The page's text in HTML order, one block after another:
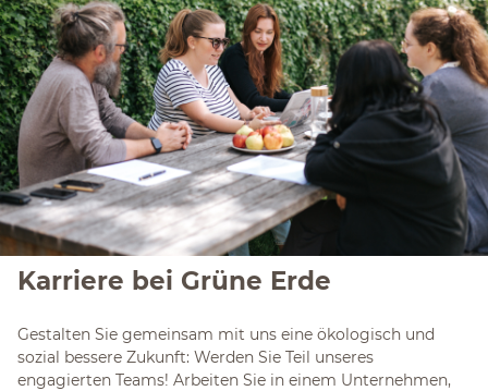
Karriere bei Grüne Erde
Gestalten Sie gemeinsam mit uns eine ökologisch und
sozial bessere Zukunft: Werden Sie Teil unseres
engagierten Teams! Arbeiten Sie in einem Unternehmen,